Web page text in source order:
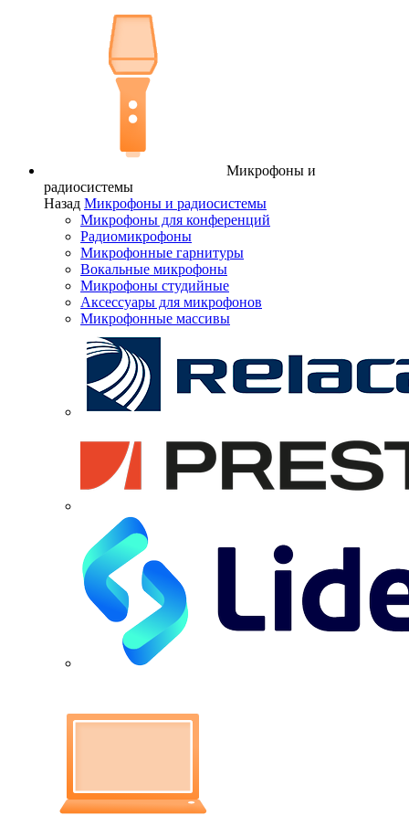
Микрофоны и
радиосистемы
Назад Микрофоны и радиосистемы
Микрофоны для конференций
Радиомикрофоны
Микрофонные гарнитуры
Вокальные микрофоны
Микрофоны студийные
Аксессуары для микрофонов
Микрофонные массивы